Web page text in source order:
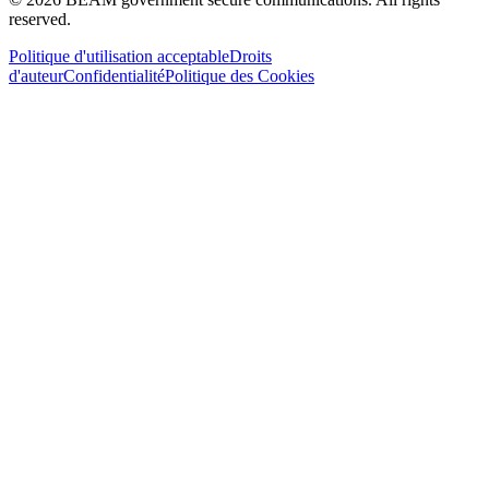
reserved.
Politique d'utilisation acceptableDroits
d'auteurConfidentialitéPolitique des Cookies